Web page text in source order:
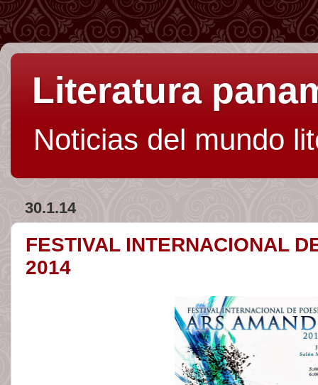
Literatura
Noticias del mundo
30.1.14
FESTIVAL INTERNACIONAL
2014